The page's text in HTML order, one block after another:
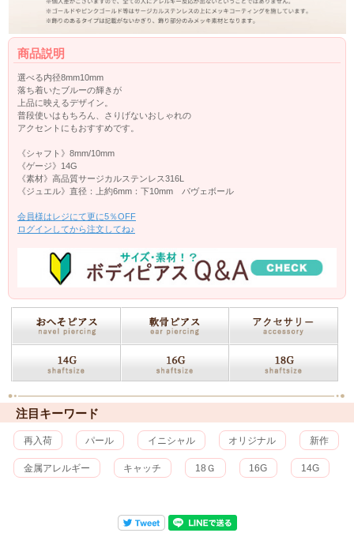
商品説明
選べる内径8mm10mm
落ち着いたブルーの輝きが
上品に映えるデザイン。
普段使いはもちろん、さりげないおしゃれの
アクセントにもおすすめです。
《シャフト》8mm/10mm
《ゲージ》14G
《素材》高品質サージカルステンレス316L
《ジュエル》直径：上約6mm：下10mm パヴェボール
会員様はレジにて更に5％OFF
ログインしてから注文してね♪
注目キーワード
再入荷 パール イニシャル オリジナル 新作
金属アレルギー キャッチ 18Ｇ 16G 14G